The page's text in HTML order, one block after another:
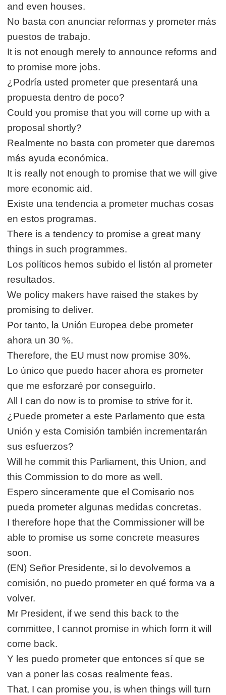
and even houses.
No basta con anunciar reformas y prometer más
puestos de trabajo.
It is not enough merely to announce reforms and
to promise more jobs.
¿Podría usted prometer que presentará una
propuesta dentro de poco?
Could you promise that you will come up with a
proposal shortly?
Realmente no basta con prometer que daremos
más ayuda económica.
It is really not enough to promise that we will give
more economic aid.
Existe una tendencia a prometer muchas cosas
en estos programas.
There is a tendency to promise a great many
things in such programmes.
Los políticos hemos subido el listón al prometer
resultados.
We policy makers have raised the stakes by
promising to deliver.
Por tanto, la Unión Europea debe prometer
ahora un 30 %.
Therefore, the EU must now promise 30%.
Lo único que puedo hacer ahora es prometer
que me esforzaré por conseguirlo.
All I can do now is to promise to strive for it.
¿Puede prometer a este Parlamento que esta
Unión y esta Comisión también incrementarán
sus esfuerzos?
Will he commit this Parliament, this Union, and
this Commission to do more as well.
Espero sinceramente que el Comisario nos
pueda prometer algunas medidas concretas.
I therefore hope that the Commissioner will be
able to promise us some concrete measures
soon.
(EN) Señor Presidente, si lo devolvemos a
comisión, no puedo prometer en qué forma va a
volver.
Mr President, if we send this back to the
committee, I cannot promise in which form it will
come back.
Y les puedo prometer que entonces sí que se
van a poner las cosas realmente feas.
That, I can promise you, is when things will turn